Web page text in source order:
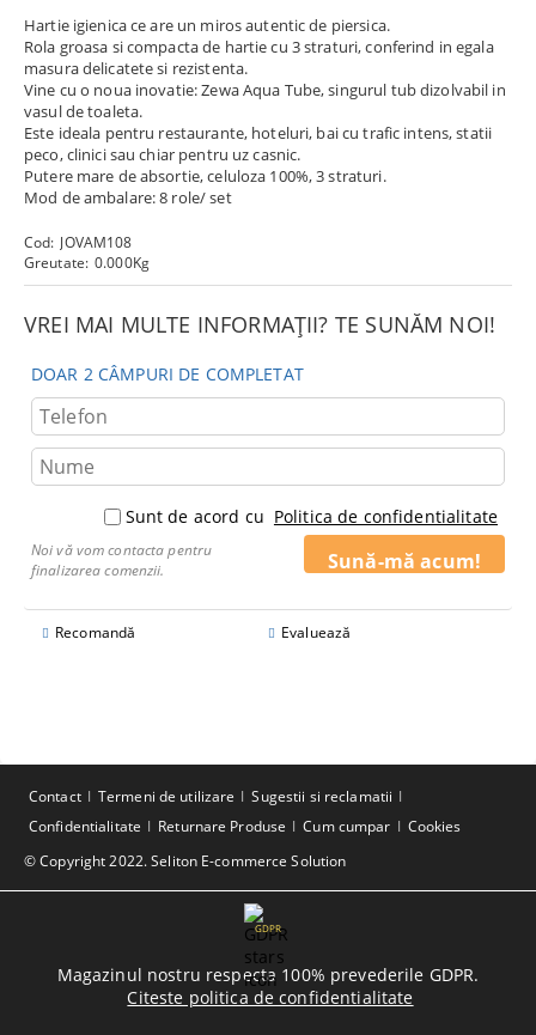
Hartie igienica ce are un miros autentic de piersica.
Rola groasa si compacta de hartie cu 3 straturi, conferind in egala
masura delicatete si rezistenta.
Vine cu o noua inovatie: Zewa Aqua Tube, singurul tub dizolvabil in
vasul de toaleta.
Este ideala pentru restaurante, hoteluri, bai cu trafic intens, statii
peco, clinici sau chiar pentru uz casnic.
Putere mare de absortie, celuloza 100%, 3 straturi.
Mod de ambalare: 8 role/ set
Cod: JOVAM108
Greutate: 0.000Kg
VREI MAI MULTE INFORMAȚII? TE SUNĂM NOI!
DOAR 2 CÂMPURI DE COMPLETAT
Sunt de acord cu Politica de confidentialitate
Noi vă vom contacta pentru
finalizarea comenzii.
Recomandă Evaluează
© Copyright 2022. Seliton E-commerce Solution
Contact Termeni de utilizare
Sugestii si reclamatii
Confidentialitate
Returnare Produse Cum cumpar Cookies
GDPR
Magazinul nostru respecta 100% prevederile GDPR.
Citeste politica de confidentialitate